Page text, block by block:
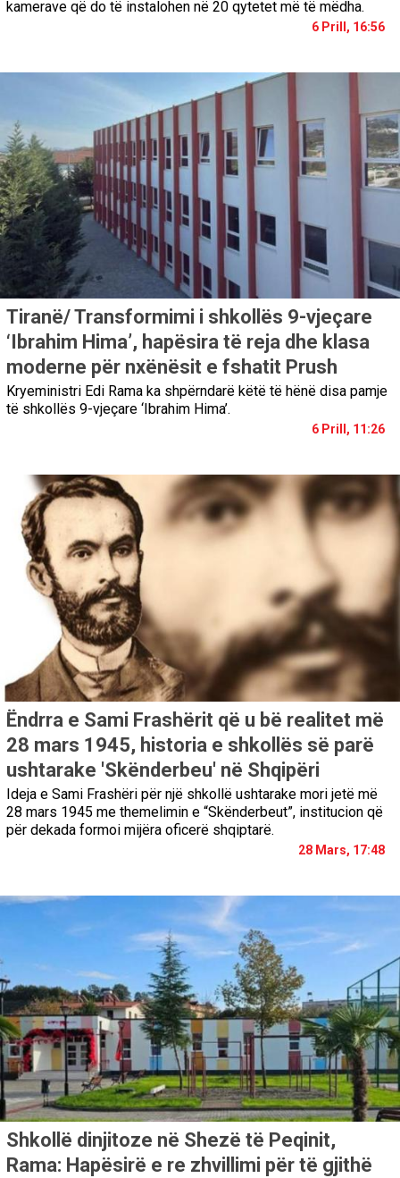
kamerave që do të instalohen në 20 qytetet më të mëdha.
6 Prill, 16:56
Tiranë/ Transformimi i shkollës 9-vjeçare
‘Ibrahim Hima’, hapësira të reja dhe klasa
moderne për nxënësit e fshatit Prush
Kryeministri Edi Rama ka shpërndarë këtë të hënë disa pamje
të shkollës 9-vjeçare ‘Ibrahim Hima’.
6 Prill, 11:26
Ëndrra e Sami Frashërit që u bë realitet më
28 mars 1945, historia e shkollës së parë
ushtarake 'Skënderbeu' në Shqipëri
Ideja e Sami Frashëri për një shkollë ushtarake mori jetë më
28 mars 1945 me themelimin e “Skënderbeut”, institucion që
për dekada formoi mijëra oficerë shqiptarë.
28 Mars, 17:48
Shkollë dinjitoze në Shezë të Peqinit,
Rama: Hapësirë e re zhvillimi për të gjithë